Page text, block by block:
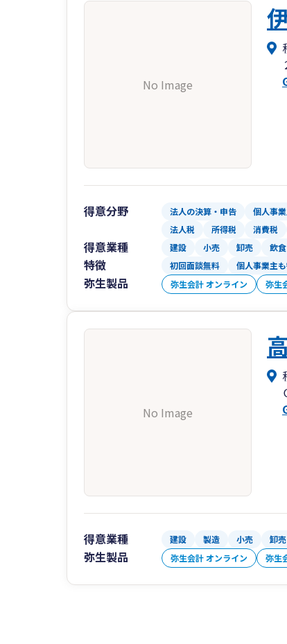
No Image
得意分野 法人の決算・申告 個人事
法人税
所得税 消費税
得意業種 建設 小売 卸売 飲
特徴 初回面談無料 個人事業主
弥生製品 弥生会計 オンライン 弥生
No Image
得意業種 建設 製造 小売 卸売
弥生製品 弥生会計 オンライン 弥生